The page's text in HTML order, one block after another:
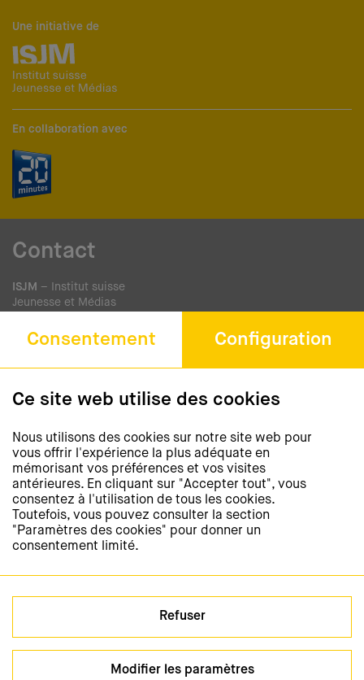
Consentement Configuration
Ce site web utilise des cookies
Nous utilisons des cookies sur notre site web pour
vous offrir l'expérience la plus adéquate en
mémorisant vos préférences et vos visites
antérieures. En cliquant sur "Accepter tout", vous
consentez à l'utilisation de tous les cookies.
Toutefois, vous pouvez consulter la section
"Paramètres des cookies" pour donner un
consentement limité.
Refuser
Modifier les paramètres
Une initiative de
En collaboration avec
Contact
ISJM – Institut suisse
Jeunesse et Médias
Rue Saint-Etienne 4
Fax +41 43 268 39 09
Newsletter
Restez informés et
abonnez-vous à notre newsletter
S'abonner à la newsletter
Médias sociaux